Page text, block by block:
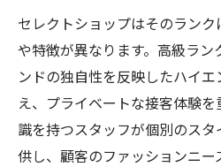
セレクトショップはそのラン
や特徴が異なります。高級ラン
ンドの独自性を反映したハイ
え、プライベートな接客体験
識を持つスタッフが個別のス
供し、顧客のファッションニ